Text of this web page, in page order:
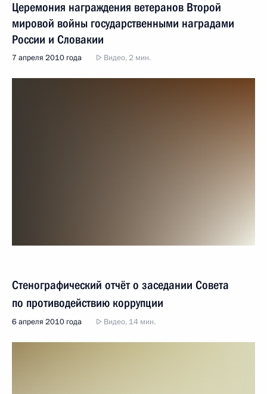
Церемония награждения ветеранов Второй
мировой войны государственными наградами
России и Словакии
7 апреля 2010 года Видео, 2 мин.
Стенографический отчёт о заседании Совета
по противодействию коррупции
6 апреля 2010 года Видео, 14 мин.